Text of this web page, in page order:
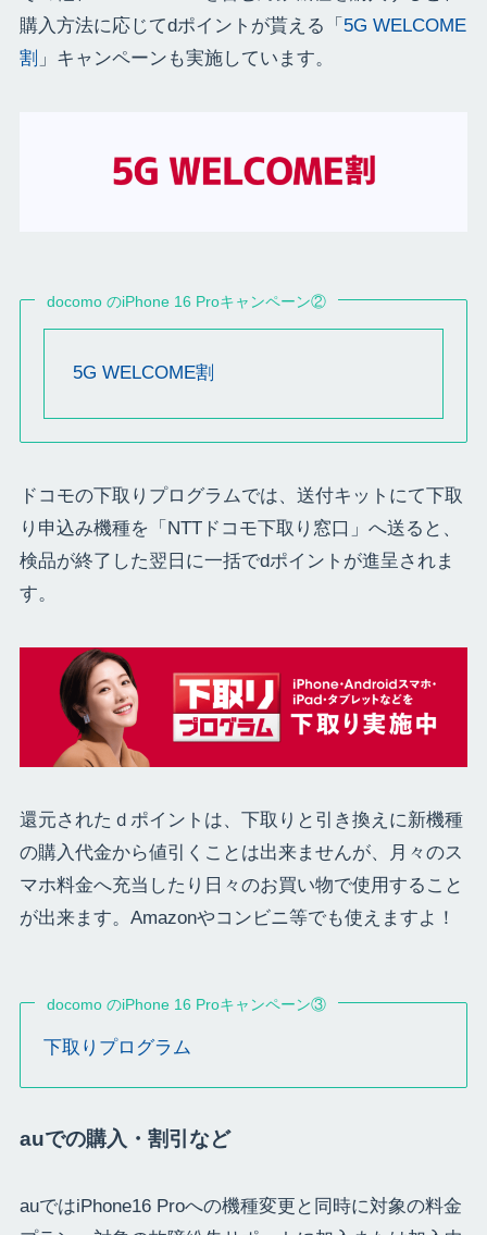
購入方法に応じてdポイントが貰える「 5G WELCOME
割 」キャンペーンも実施しています。
docomo のiPhone 16 Proキャンペーン②
5G WELCOME割
ドコモの下取りプログラムでは、送付キットにて下取
り申込み機種を「NTTドコモ下取り窓口」へ送ると、
検品が終了した翌日に一括でdポイントが進呈されま
す。
還元されたｄポイントは、下取りと引き換えに新機種
の購入代金から値引くことは出来ませんが、月々のス
マホ料金へ充当したり日々のお買い物で使用すること
が出来ます。Amazonやコンビニ等でも使えますよ！
docomo のiPhone 16 Proキャンペーン③
下取りプログラム
auでの購入・割引など
auではiPhone16 Proへの機種変更と同時に対象の料金